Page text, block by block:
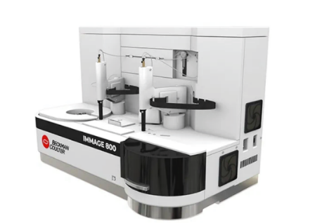
Siemens
Beckman Coulter
Trinity Biotech
Smith & Nephew
惠合再生
唯洲生技
AI-PBRTQC